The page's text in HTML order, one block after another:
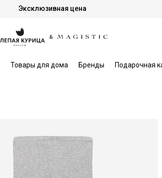
Эксклюзивная цена
Товары для дома Бренды Подарочная